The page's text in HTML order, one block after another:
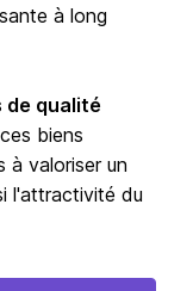
à long
de qualité
biens
à valoriser un
l'attractivité du